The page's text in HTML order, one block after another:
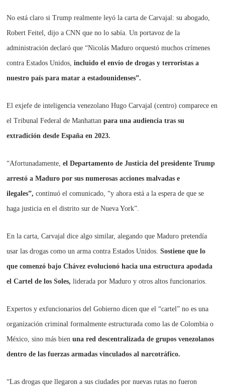
No está claro si Trump realmente leyó la carta de Carvajal: su abogado,
Robert Feitel, dijo a CNN que no lo sabía. Un portavoz de la
administración declaró que “Nicolás Maduro orquestó muchos crímenes
contra Estados Unidos,incluido el envío de drogas y terroristas a
nuestro país para matar a estadounidenses”.
El exjefe de inteligencia venezolano Hugo Carvajal (centro) comparece en
el Tribunal Federal de Manhattanpara una audiencia tras su
extradición desde España en 2023.
“Afortunadamente,el Departamento de Justicia del presidente Trump
arrestó a Maduro por sus numerosas acciones malvadas e
ilegales”, continuó el comunicado, “y ahora está a la espera de que se
haga justicia en el distrito sur de Nueva York”.
En la carta, Carvajal dice algo similar, alegando que Maduro pretendía
usar las drogas como un arma contra Estados Unidos.Sostiene que lo
que comenzó bajo Chávez evolucionó hacia una estructura apodada
el Cartel de los Soles, liderada por Maduro y otros altos funcionarios.
Expertos y exfuncionarios del Gobierno dicen que el “cartel” no es una
organización criminal formalmente estructurada como las de Colombia o
México, sino más bienuna red descentralizada de grupos venezolanos
dentro de las fuerzas armadas vinculados al narcotráfico.
“Las drogas que llegaron a sus ciudades por nuevas rutas no fueron